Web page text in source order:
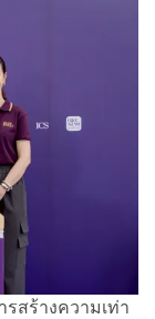
สร้างความเท่า